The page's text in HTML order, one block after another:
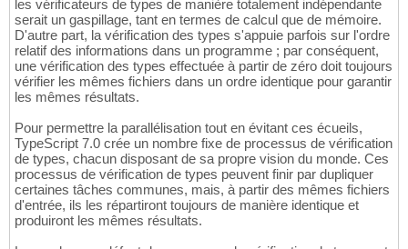
les vérificateurs de types de manière totalement indépendante
serait un gaspillage, tant en termes de calcul que de mémoire.
D'autre part, la vérification des types s'appuie parfois sur l'ordre
relatif des informations dans un programme ; par conséquent,
une vérification des types effectuée à partir de zéro doit toujours
vérifier les mêmes fichiers dans un ordre identique pour garantir
les mêmes résultats.
Pour permettre la parallélisation tout en évitant ces écueils,
TypeScript 7.0 crée un nombre fixe de processus de vérification
de types, chacun disposant de sa propre vision du monde. Ces
processus de vérification de types peuvent finir par dupliquer
certaines tâches communes, mais, à partir des mêmes fichiers
d'entrée, ils les répartiront toujours de manière identique et
produiront les mêmes résultats.